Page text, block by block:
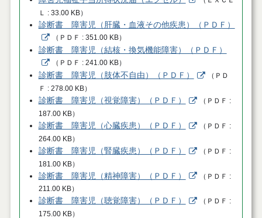
Ｌ
33.00 KB）
診断書 障害児（肝臓・血液その他疾患）（ＰＤＦ）
（ ＰＤＦ 351.00 KB）
診断書 障害児（結核・換気機能障害）（ＰＤＦ）
（ ＰＤＦ 241.00 KB）
診断書 障害児（肢体不自由）（ＰＤＦ） （ ＰＤ
Ｆ
278.00 KB）
診断書 障害児（視覚障害）（ＰＤＦ） （ ＰＤＦ
187.00 KB）
診断書 障害児（心臓疾患）（ＰＤＦ） （ ＰＤＦ
264.00 KB）
診断書 障害児（腎臓疾患）（ＰＤＦ） （ ＰＤＦ
181.00 KB）
診断書 障害児（精神障害）（ＰＤＦ） （ ＰＤＦ
211.00 KB）
診断書 障害児（聴覚障害）（ＰＤＦ） （ ＰＤＦ
175.00 KB）